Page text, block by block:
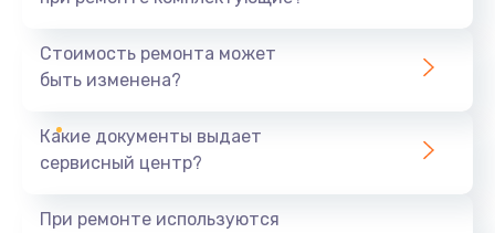
1440 руб.
Ремонт южного моста
Стоимость ремонта может
быть изменена?
Какие документы выдает
сервисный центр?
При ремонте используются